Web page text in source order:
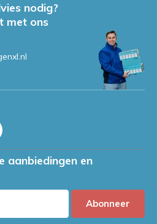
controleren?
hier onze calculator!
nodig?
met ons
aanbiedingen en
Abonneer